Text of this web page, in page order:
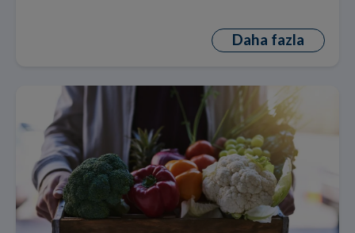
Daha fazla